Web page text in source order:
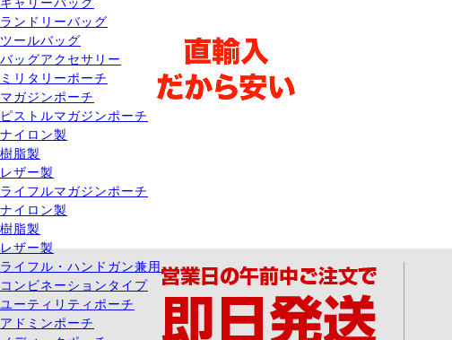
ランドリーバッグ
ツールバッグ
バッグアクセサリー
ミリタリーポーチ
マガジンポーチ
ピストルマガジンポーチ
ナイロン製
樹脂製
レザー製
ライフルマガジンポーチ
ナイロン製
樹脂製
レザー製
ライフル・ハンドガン兼用
コンビネーションタイプ
ユーティリティポーチ
アドミンポーチ